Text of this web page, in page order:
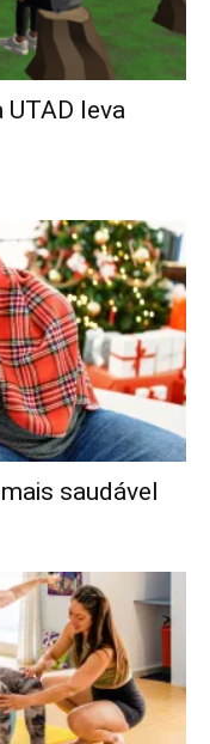
UTAD leva
saudável